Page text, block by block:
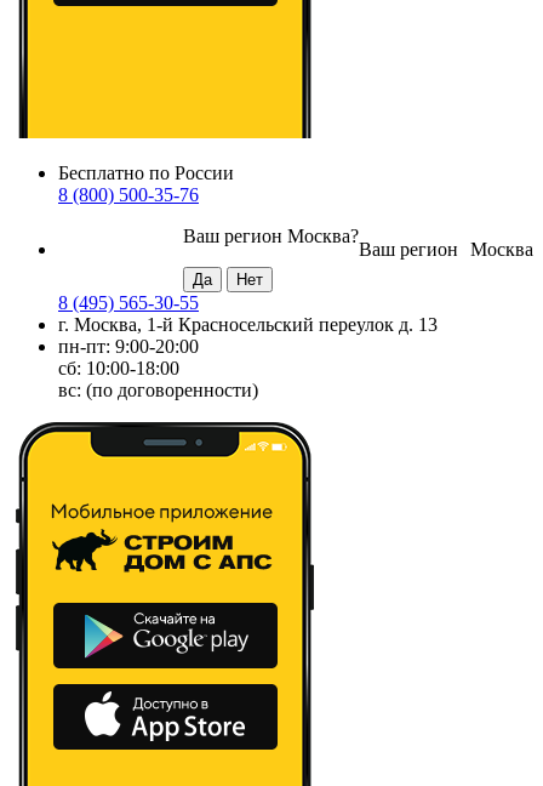
Бесплатно по России
8 (800) 500-35-76
Москва
Ваш регион
Ваш регион Москва?
8 (495) 565-30-55
г. Москва, 1-й Красносельский переулок д. 13
пн-пт: 9:00-20:00
сб: 10:00-18:00
вс: (по договоренности)